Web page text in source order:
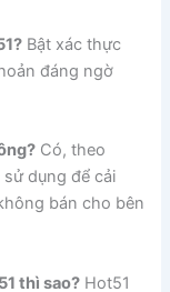
Bật xác thực
đáng ngờ
Có, theo
dụng để cải
bán cho bên
thì sao? Hot51